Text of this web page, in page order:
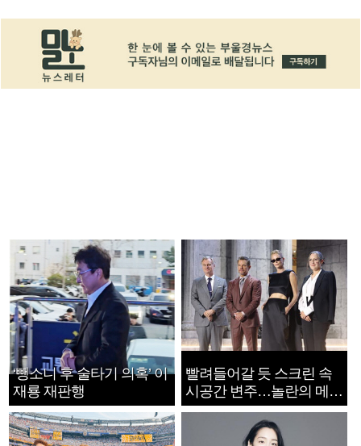
‘뺑소니 후 술타기 의혹’ 이
재룡 재판행
빨려들어갈 듯 스크린 속
시공간 변주…놀란의 메시
지는 ‘전쟁 속죄’